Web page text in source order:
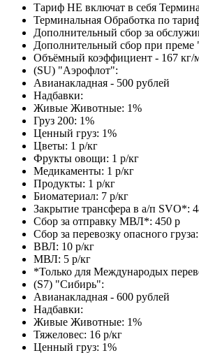
Тариф НЕ включат в себя
Терминальная Обработка по
Дополнительный сбор за
Дополнительный сбор при преме
Объёмный коэффициент - 167 кг/
(SU) "Аэрофлот":
Авианакладная - 500 рублей
Надбавки:
Живые Животные: 1%
Груз 200: 1%
Ценный груз: 1%
Цветы: 1 р/кг
Фрукты овощи: 1 р/кг
Медикаменты: 1 р/кг
Продукты: 1 р/кг
Биоматериал: 7 р/кг
Закрытие трансфера в а/п SVO*:
Сбор за отправку МВЛ*: 450 р
Сбор за перевозку опасного груза:
ВВЛ: 10 р/кг
МВЛ: 5 р/кг
*Только для Международых
(S7) "Сибирь":
Авианакладная - 600 рублей
Надбавки:
Живые Животные: 1%
Тяжеловес: 16 р/кг
Ценный груз: 1%